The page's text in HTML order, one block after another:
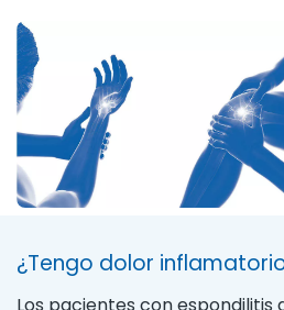
¿Tengo dolor
Los pacientes con espondilitis